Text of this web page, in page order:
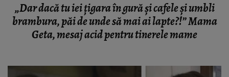
„Dar dacă tu iei țigara în gură și cafele și umbli
brambura, păi de unde să mai ai lapte?!” Mama
Geta, mesaj acid pentru tinerele mame